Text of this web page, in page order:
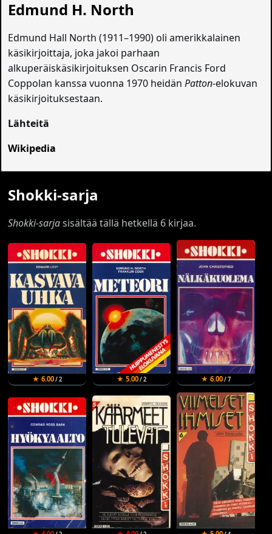
Edmund H. North
Edmund Hall North (1911–1990) oli amerikkalainen
käsikirjoittaja, joka jakoi parhaan
alkuperäiskäsikirjoituksen Oscarin Francis Ford
Coppolan kanssa vuonna 1970 heidänPatton-elokuvan
käsikirjoituksestaan.
Lähteitä
Wikipedia
Shokki-sarja
Shokki-sarjasisältää tällä hetkellä 6 kirjaa.
★ 6.00/ 2 ★ 5.00/ 2 ★ 6.00/ 7